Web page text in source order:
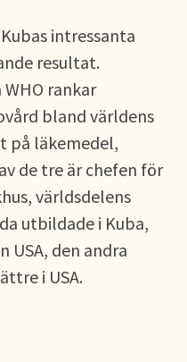
intressanta
resultat.
rankar
bland världens
på läkemedel,
de tre är chefen för
världsdelens
utbildade i Kuba,
USA, den andra
i USA.